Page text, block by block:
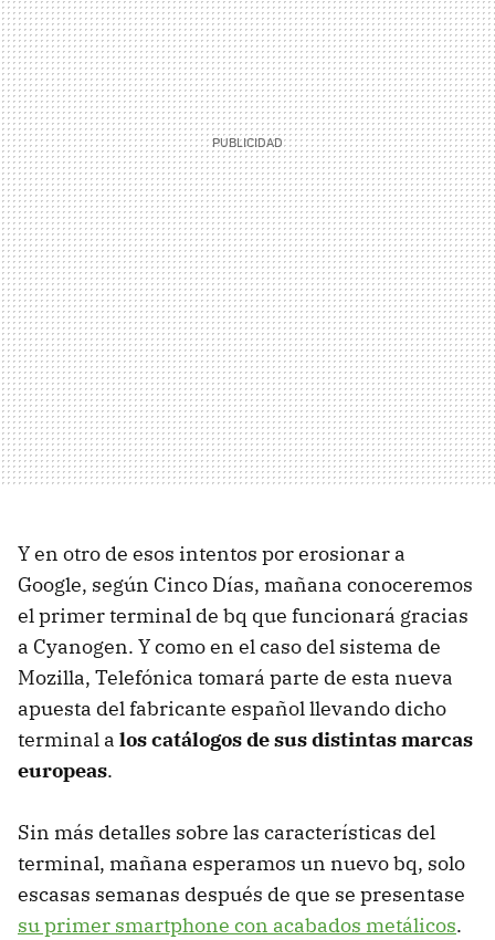
Y en otro de esos intentos por erosionar a
Google, según Cinco Días, mañana conoceremos
el primer terminal de bq que funcionará gracias
a Cyanogen. Y como en el caso del sistema de
Mozilla, Telefónica tomará parte de esta nueva
apuesta del fabricante español llevando dicho
terminal a los catálogos de sus distintas marcas
europeas.
Sin más detalles sobre las características del
terminal, mañana esperamos un nuevo bq, solo
escasas semanas después de que se presentase
su primer smartphone con acabados metálicos.